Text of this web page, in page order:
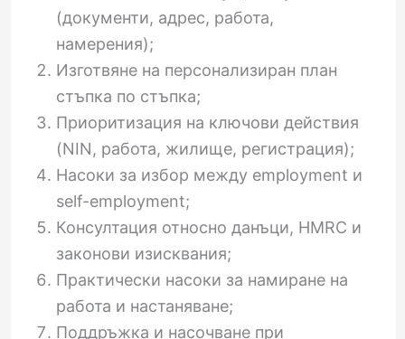
(документи, адрес, работа,
намерения);
Изготвяне на персонализиран план
стъпка по стъпка;
Приоритизация на ключови действия
(NIN, работа, жилище, регистрация);
Насоки за избор между employment и
self-employment;
Консултация относно данъци, HMRC и
законови изисквания;
Практически насоки за намиране на
работа и настаняване;
Поддръжка и насочване при